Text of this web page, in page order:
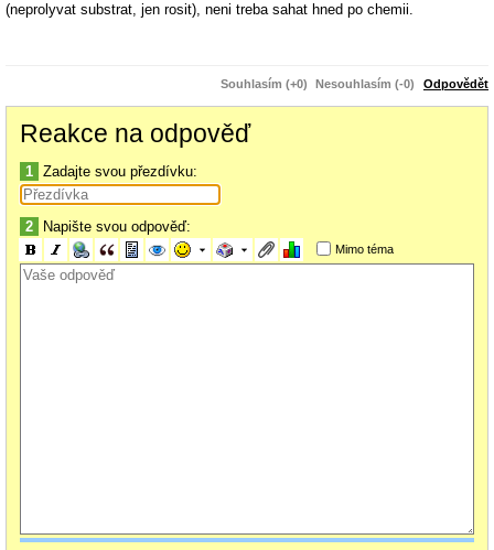
(neprolyvat substrat, jen rosit), neni treba sahat hned po chemii.
Souhlasím (+0) Nesouhlasím (-0) Odpovědět
Reakce na odpověď
1 Zadajte svou přezdívku:
2 Napište svou odpověď:
Mimo téma